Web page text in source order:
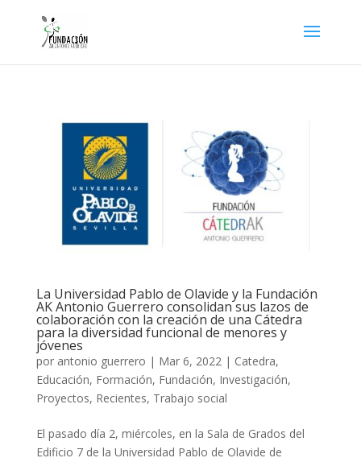
La Universidad Pablo de Olavide y la Fundación
AK Antonio Guerrero consolidan sus lazos de
colaboración con la creación de una Cátedra
para la diversidad funcional de menores y
jóvenes
por antonio guerrero | Mar 6, 2022| Catedra,
Educación, Formación, Fundación, Investigación,
Proyectos, Recientes, Trabajo social
El pasado día 2, miércoles, en la Sala de Grados del
Edificio 7 de la Universidad Pablo de Olavide de